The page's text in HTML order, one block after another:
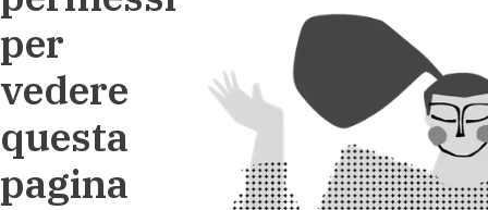
per
vedere
questa
pagina